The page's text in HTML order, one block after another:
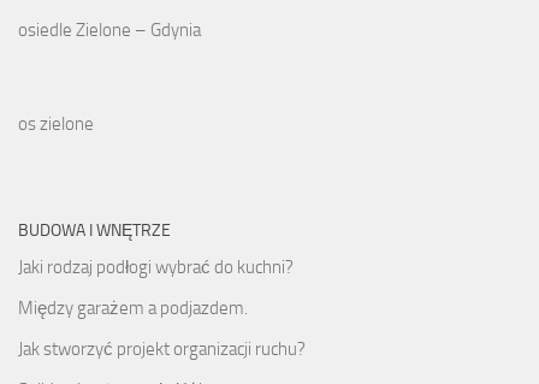
osiedle Zielone – Gdynia
os zielone
BUDOWA I WNĘTRZE
Jaki rodzaj podłogi wybrać do kuchni?
Między garażem a podjazdem.
Jak stworzyć projekt organizacji ruchu?